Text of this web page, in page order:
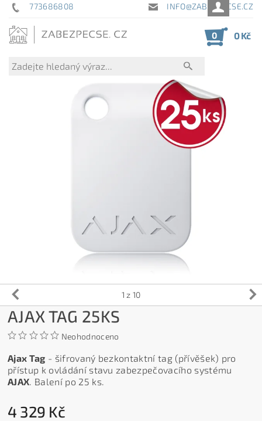
773686808 INFO@ZABEZPECSE.CZ
0 0 Kč
1 z 10
AJAX TAG 25KS
Neohodnoceno
Ajax Tag - šifrovaný bezkontaktní tag (přívěšek) pro
přístup k ovládání stavu zabezpečovacího systému
AJAX. Balení po 25 ks.
4 329 Kč